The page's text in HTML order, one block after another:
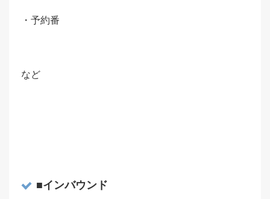
・予約番
など
■インバウンド